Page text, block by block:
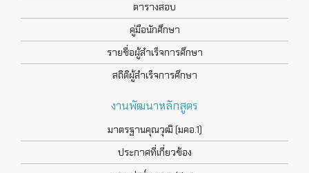
ตารางสอบ
คู่มือนักศึกษา
รายชื่อผู้สำเร็จการศึกษา
สถิติผู้สำเร็จการศึกษา
งานพัฒนาหลักสูตร
มาตรฐานคุณวุฒิ (มคอ.1)
ประกาศที่เกี่ยวข้อง